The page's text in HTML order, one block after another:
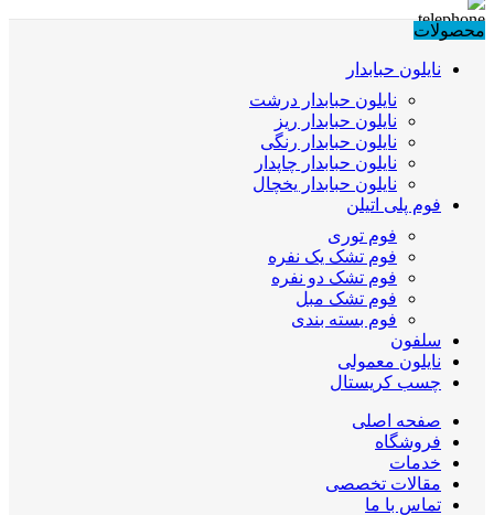
محصولات
نایلون حبابدار
نایلون حبابدار درشت
نایلون حبابدار ریز
نایلون حبابدار رنگی
نایلون حبابدار چاپدار
نایلون حبابدار یخچال
فوم پلی اتیلن
فوم توری
فوم تشک یک نفره
فوم تشک دو نفره
فوم تشک مبل
فوم بسته بندی
سلفون
نایلون معمولی
چسب کریستال
صفحه اصلی
فروشگاه
خدمات
مقالات تخصصی
تماس با ما